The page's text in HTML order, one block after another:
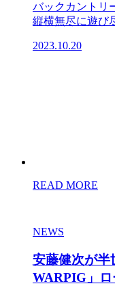
バックカントリ
縦横無尽に遊び
2023.10.20
READ MORE
NEWS
安藤健次が
WARPIG」